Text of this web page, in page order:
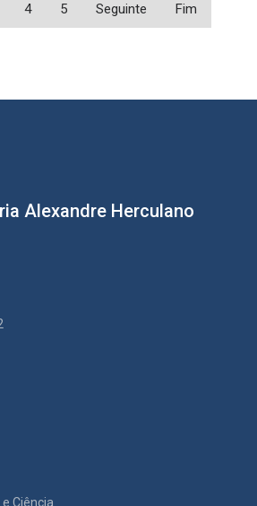
4 5 Seguinte Fim
Alexandre Herculano
Ciência